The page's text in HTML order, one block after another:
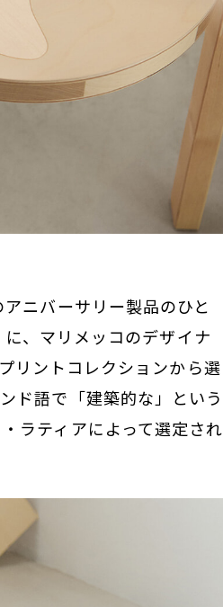
ニバーサリー製品のひと
、マリメッコのデザイナ
リントコレクションから選
ド語で「建築的な」という
ラティアによって選定され